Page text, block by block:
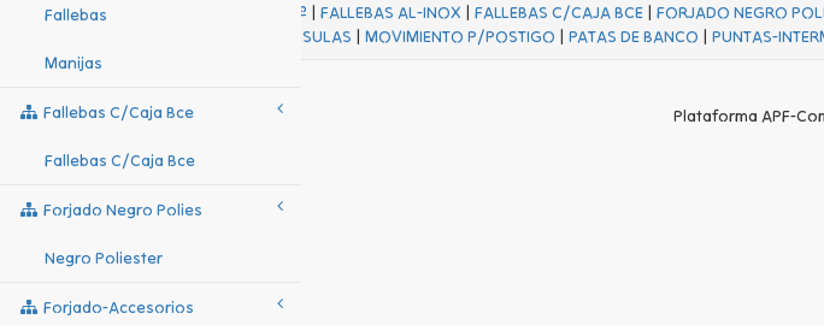
Fallebas
Manijas
Fallebas C/caja Bce
Fallebas C/caja Bce
Forjado Negro Polies
Negro Poliester
Forjado-Accesorios
FALL Hº-HJES Hº |FALLEBAS AL-INOX |FALLEBAS C/CAJA BCE |FORJADO NEGRO
MENSULAS | MOVIMIENTO P/POSTIGO | PATAS DE BANCO | PUNTAS-
Plataforma APF-